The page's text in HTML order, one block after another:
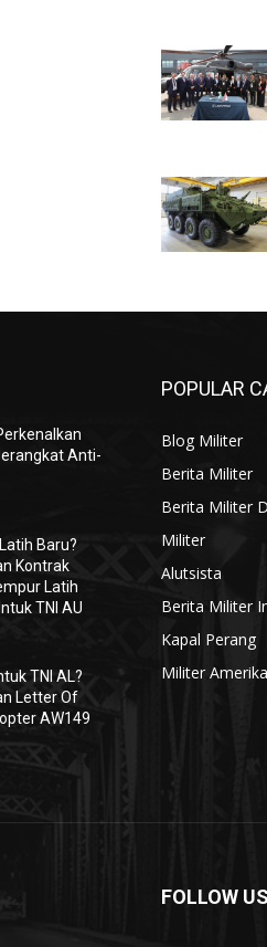
Anti-
Baru?
Kontrak
Latih
TNI AU
TNI AL?
Letter Of
AW149
POPULAR
Blog Militer
Berita Militer
Berita Militer
Militer
Alutsista
Berita Militer
Kapal Perang
Militer Amerika
FOLLOW US